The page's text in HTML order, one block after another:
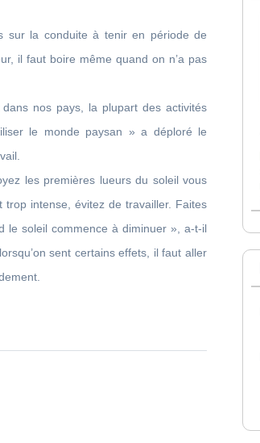
sur la conduite à tenir en période de
il faut boire même quand on n’a pas
nos pays, la plupart des activités
le monde paysan » a déploré le
les premières lueurs du soleil vous
intense, évitez de travailler. Faites
le soleil commence à diminuer », a-t-il
sent certains effets, il faut aller